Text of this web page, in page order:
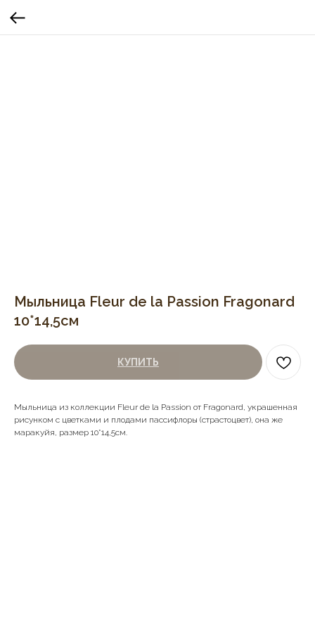
Мыльница Fleur de la Passion Fragonard
10*14,5см
КУПИТЬ
Мыльница из коллекции Fleur de la Passion от Fragonard, украшенная
рисунком с цветками и плодами пассифлоры (страстоцвет), она же
маракуйя, размер 10*14,5см.